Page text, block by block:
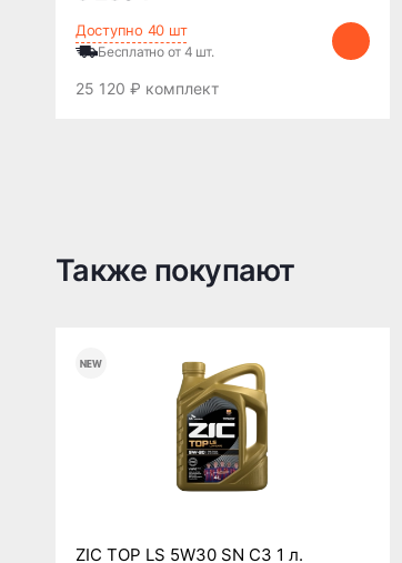
Доступно 40 шт
Бесплатно от 4 шт.
25 120 ₽ комплект
Также покупают
ZIC TOP LS 5W30 SN C3 1 л.